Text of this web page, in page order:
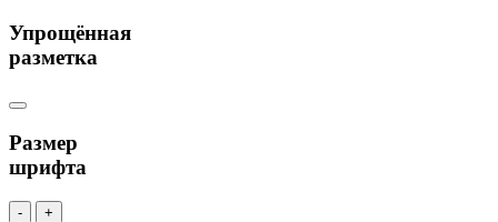
Упрощённая
разметка
Размер
шрифта
- +